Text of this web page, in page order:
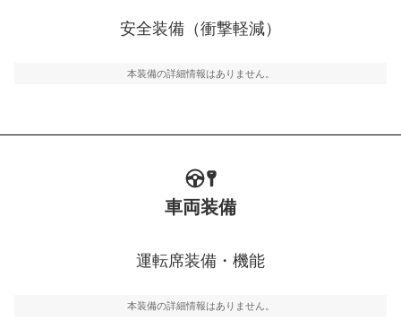
万が一車体が衝撃を受けたときに、運転者・同乗者を守
るSRSエアバッグシステム、プリテンショナーシートベ
安全装備（衝撃軽減）
本装備の詳細情報はありません。
車両装備
運転席装備・機能
本装備の詳細情報はありません。